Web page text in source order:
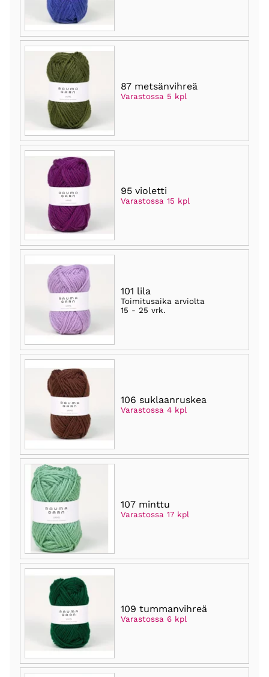
87 metsänvihreä
Varastossa 5 kpl
95 violetti
Varastossa 15 kpl
101 lila
Toimitusaika arviolta
15 - 25 vrk.
106 suklaanruskea
Varastossa 4 kpl
107 minttu
Varastossa 17 kpl
109 tummanvihreä
Varastossa 6 kpl